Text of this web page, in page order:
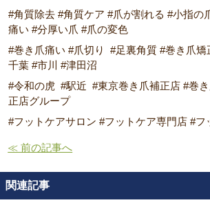
#角質除去 #角質ケア #爪が割れる #小指の
痛い #分厚い爪 #爪の変色
#巻き爪痛い #爪切り #足裏角質 #巻き爪矯
千葉 #市川 #津田沼
#令和の虎 #駅近 #東京巻き爪補正店 #巻
正店グループ
#フットケアサロン #フットケア専門店 #フ
≪ 前の記事へ
関連記事